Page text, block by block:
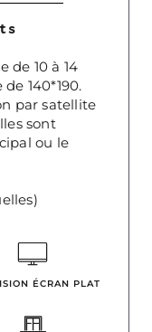
de 10 à 14
140*190.
par satellite
sont
ou le
ÉCRAN PLAT